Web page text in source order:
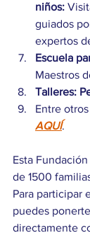
niños:
guiados
expertos
Escuela
Maestros
Talleres:
Entre
AQUÍ.
Esta
de 1500
Para participar
puedes
directamente